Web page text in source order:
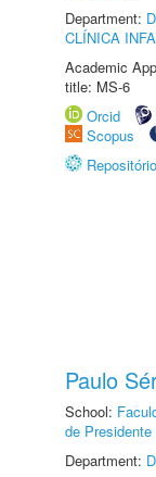
Department:
CLÍNICA
Academic
title: MS-6
Orcid
Scopus
Paulo
School:
de
Department: